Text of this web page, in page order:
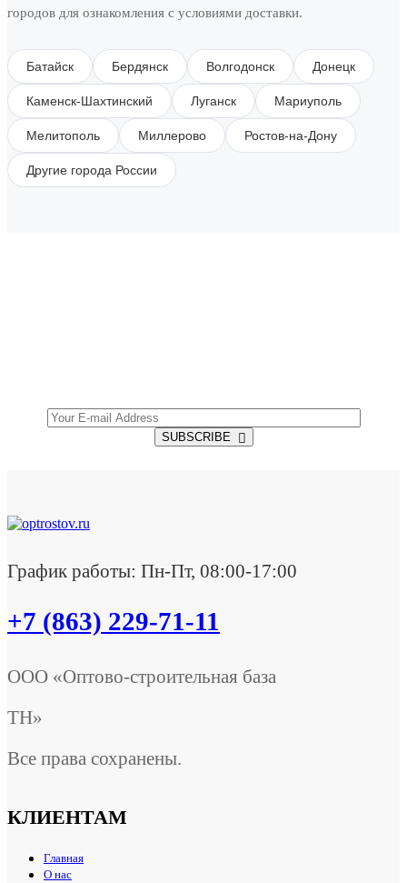
городов для ознакомления с условиями доставки.
Батайск Бердянск Волгодонск Донецк
Каменск-Шахтинский Луганск Мариуполь
Мелитополь Миллерово Ростов-на-Дону
Другие города России
SUBSCRIBE
График работы: Пн-Пт, 08:00-17:00
+7 (863) 229-71-11
ООО «Оптово-строительная база
ТН»
Все права сохранены.
КЛИЕНТАМ
Главная
О нас